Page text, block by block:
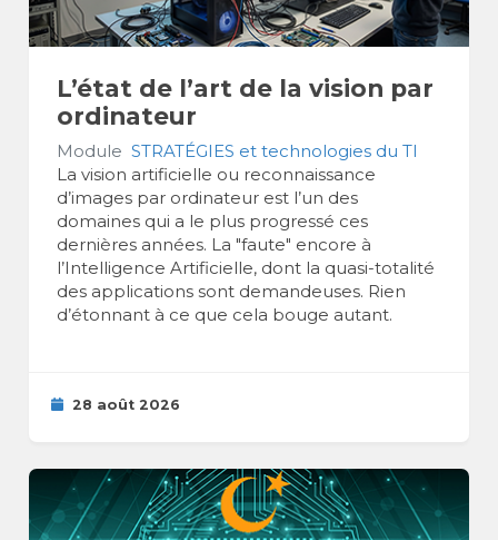
L’état de l’art de la vision par
ordinateur
Module STRATÉGIES et technologies du TI
La vision artificielle ou reconnaissance
d’images par ordinateur est l’un des
domaines qui a le plus progressé ces
dernières années. La "faute" encore à
l’Intelligence Artificielle, dont la quasi-totalité
des applications sont demandeuses. Rien
d’étonnant à ce que cela bouge autant.
28 août 2026